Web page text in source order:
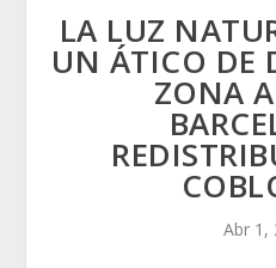
LA LUZ
UN ÁTICO DE
ZONA
Abr 1,